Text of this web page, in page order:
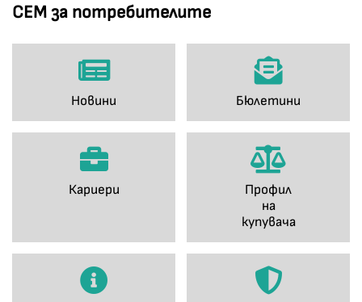
СЕМ за потребителите
Новини Бюлетини
Кариери
Профил
на
купувача